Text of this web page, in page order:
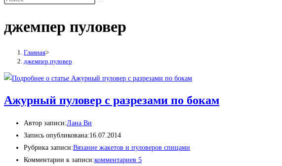
джемпер пуловер
Главная>
джемпер пуловер
Ажурный пуловер с разрезами по бокам
Автор записи:Лана Ви
Запись опубликована:16.07.2014
Рубрика записи:Вязание жакетов и пуловеров спицами
Комментарии к записи:комментариев 5